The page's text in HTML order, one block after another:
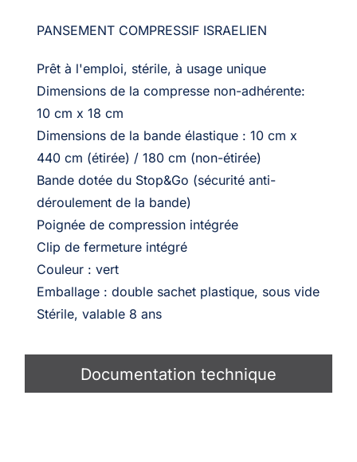
PANSEMENT COMPRESSIF ISRAELIEN
Prêt à l'emploi, stérile, à usage unique
Dimensions de la compresse non-adhérente:
10 cm x 18 cm
Dimensions de la bande élastique : 10 cm x
440 cm (étirée) / 180 cm (non-étirée)
Bande dotée du Stop&Go (sécurité anti-
déroulement de la bande)
Poignée de compression intégrée
Clip de fermeture intégré
Couleur : vert
Emballage : double sachet plastique, sous vide
Stérile, valable 8 ans
Documentation technique